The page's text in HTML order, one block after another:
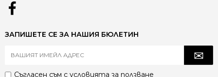
ЗАПИШЕТЕ СЕ ЗА НАШИЯ БЮЛЕТИН
Съгласен съм с условията за ползване